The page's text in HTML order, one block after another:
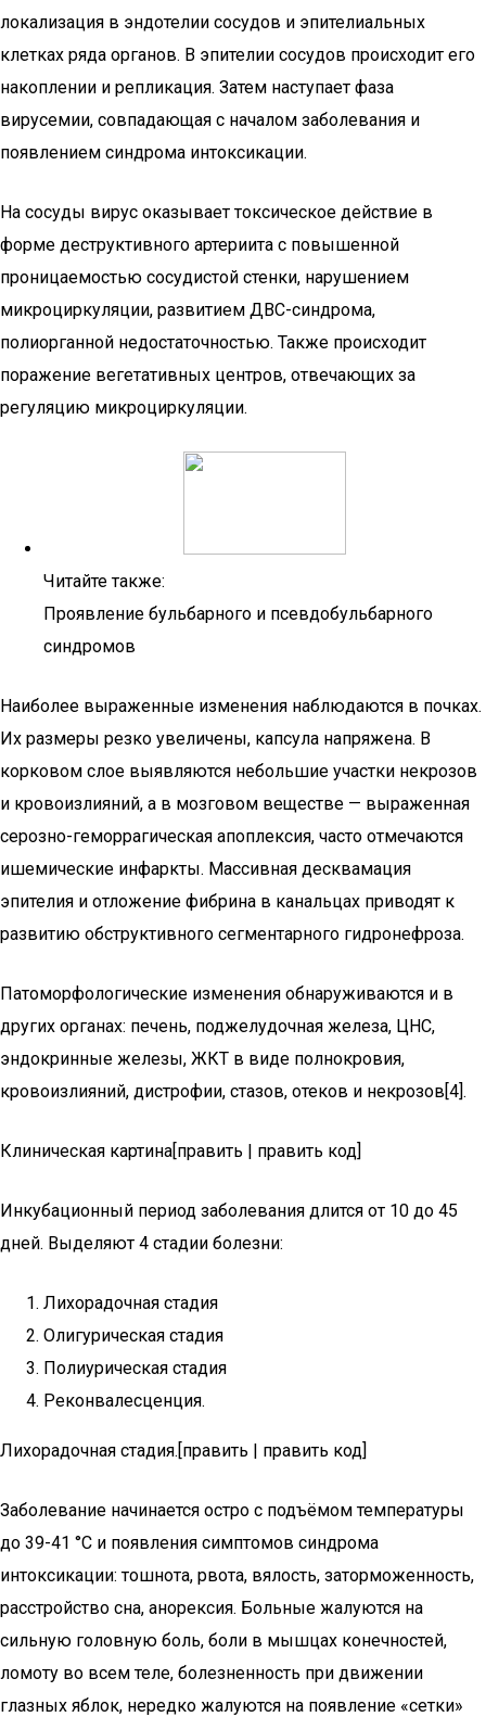
локализация в эндотелии сосудов и эпителиальных
клетках ряда органов. В эпителии сосудов происходит его
накоплении и репликация. Затем наступает фаза
вирусемии, совпадающая с началом заболевания и
появлением синдрома интоксикации.
На сосуды вирус оказывает токсическое действие в
форме деструктивного артериита с повышенной
проницаемостью сосудистой стенки, нарушением
микроциркуляции, развитием ДВС-синдрома,
полиорганной недостаточностью. Также происходит
поражение вегетативных центров, отвечающих за
регуляцию микроциркуляции.
Читайте также:
Проявление бульбарного и псевдобульбарного
синдромов
Наиболее выраженные изменения наблюдаются в почках.
Их размеры резко увеличены, капсула напряжена. В
корковом слое выявляются небольшие участки некрозов
и кровоизлияний, а в мозговом веществе — выраженная
серозно-геморрагическая апоплексия, часто отмечаются
ишемические инфаркты. Массивная десквамация
эпителия и отложение фибрина в канальцах приводят к
развитию обструктивного сегментарного гидронефроза.
Патоморфологические изменения обнаруживаются и в
других органах: печень, поджелудочная железа, ЦНС,
эндокринные железы, ЖКТ в виде полнокровия,
кровоизлияний, дистрофии, стазов, отеков и некрозов[4].
Клиническая картина[править | править код]
Инкубационный период заболевания длится от 10 до 45
дней. Выделяют 4 стадии болезни:
Лихорадочная стадия
Олигурическая стадия
Полиурическая стадия
Реконвалесценция.
Лихорадочная стадия.[править | править код]
Заболевание начинается остро с подъёмом температуры
до 39-41 °C и появления симптомов синдрома
интоксикации: тошнота, рвота, вялость, заторможенность,
расстройство сна, анорексия. Больные жалуются на
сильную головную боль, боли в мышцах конечностей,
ломоту во всем теле, болезненность при движении
глазных яблок, нередко жалуются на появление «сетки»